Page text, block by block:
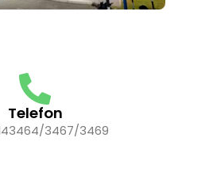
Telefon
3467/3469